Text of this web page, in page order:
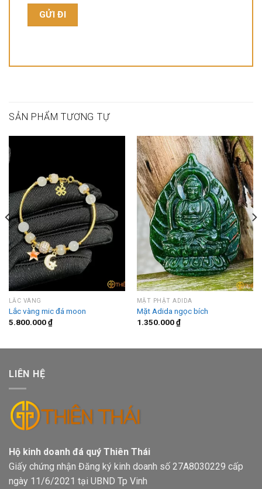
SẢN PHẨM TƯƠNG TỰ
LẮC VÀNG
Lắc vàng mic đá moon
5.800.000₫
MẶT PHẬT ADIDA
Mặt Adida ngọc bích
1.350.000₫
LIÊN HỆ
Hộ kinh doanh đá quý Thiên Thái
Giấy chứng nhận Đăng ký kinh doanh số 27A8030229 cấp
ngày 11/6/2021 tại UBND Tp Vinh